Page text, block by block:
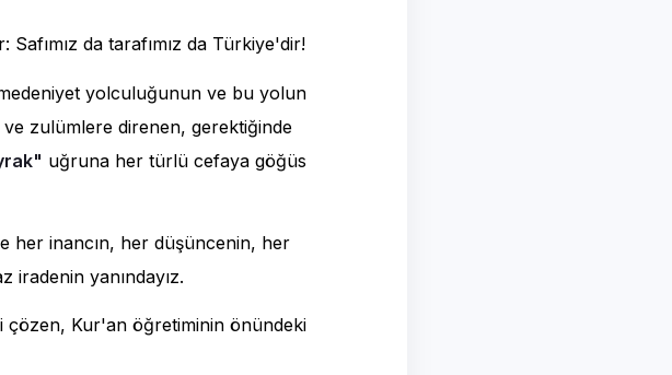
da tarafımız da Türkiye'dir!
yolculuğunun ve bu yolun
ve zulümlere direnen, gerektiğinde
uğruna her türlü cefaya göğüs
her inancın, her düşüncenin, her
iradenin yanındayız.
çözen, Kur'an öğretiminin önündeki